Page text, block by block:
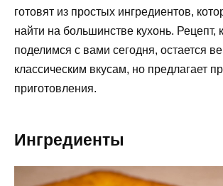
готовят из простых ингредиентов,
найти на большинстве кухонь.
поделимся с вами сегодня, остается
классическим вкусам, но предлагает
приготовления.
Ингредиенты